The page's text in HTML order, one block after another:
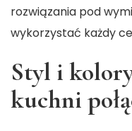
rozwiązania pod
wykorzystać każdy
Styl i
kuchni